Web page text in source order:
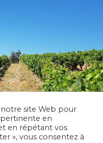
notre site Web pour
en
en répétant vos
», vous consentez à